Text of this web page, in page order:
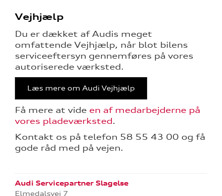
Vejhjælp
Du er dækket af Audis meget
omfattende Vejhjælp, når blot bilens
serviceeftersyn gennemføres på vores
autoriserede værksted.
Læs mere om Audi Vejhjælp
Få mere at vide en af medarbejderne på
vores pladeværksted.
Kontakt os på telefon 58 55 43 00 og få
gode råd med på vejen.
Audi Servicepartner Slagelse
Elmedalsvej 7